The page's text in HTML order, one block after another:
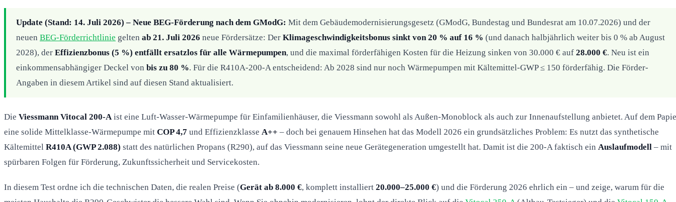
Update (Stand: 14. Juli 2026) – Neue BEG-Förderung nach dem GModG: Mit dem Gebäudemodernisierungsgesetz (GModG, Bundestag und Bundesrat am 10.07.2026) und der
neuen BEG-Förderrichtlinie gelten ab 21. Juli 2026 neue Fördersätze: Der Klimageschwindigkeitsbonus sinkt von 20 % auf 16 % (und danach halbjährlich weiter bis 0 % ab August
2028), der Effizienzbonus (5 %) entfällt ersatzlos für alle Wärmepumpen, und die maximal förderfähigen Kosten für die Heizung sinken von 30.000 € auf 28.000 €. Neu ist ein
einkommensabhängiger Deckel von bis zu 80 %. Für die R410A-200-A entscheidend: Ab 2028 sind nur noch Wärmepumpen mit Kältemittel-GWP ≤ 150 förderfähig. Die Förder-
Angaben in diesem Artikel sind auf diesen Stand aktualisiert.
Die Viessmann Vitocal 200-A ist eine Luft-Wasser-Wärmepumpe für Einfamilienhäuser, die Viessmann sowohl als Außen-Monoblock als auch zur Innenaufstellung anbietet. Auf dem
eine solide Mittelklasse-Wärmepumpe mit COP 4,7 und Effizienzklasse A++ – doch bei genauem Hinsehen hat das Modell 2026 ein grundsätzliches Problem: Es nutzt das synthetische
Kältemittel R410A (GWP 2.088) statt des natürlichen Propans (R290), auf das Viessmann seine neue Gerätegeneration umgestellt hat. Damit ist die 200-A faktisch ein Auslaufmodell – mit
spürbaren Folgen für Förderung, Zukunftssicherheit und Servicekosten.
In diesem Test ordne ich die technischen Daten, die realen Preise (Gerät ab 8.000 €, komplett installiert 20.000–25.000 €) und die Förderung 2026 ehrlich ein – und zeige, warum für die